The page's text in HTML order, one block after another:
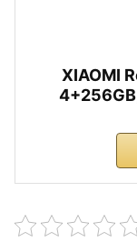
XIAOMI